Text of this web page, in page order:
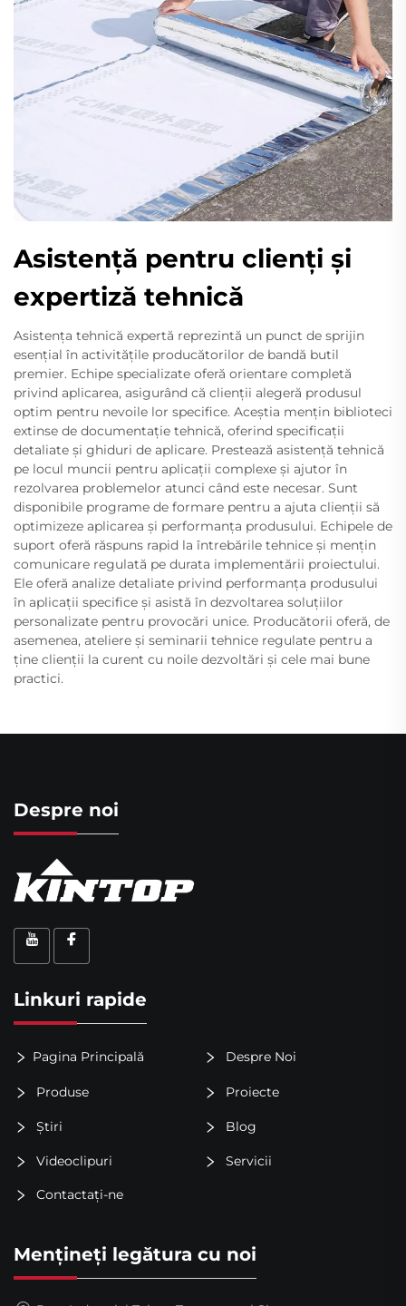
Asistență pentru clienți și
expertiză tehnică
Asistența tehnică expertă reprezintă un punct de sprijin
esențial în activitățile producătorilor de bandă butil
premier. Echipe specializate oferă orientare completă
privind aplicarea, asigurând că clienții alegeră produsul
optim pentru nevoile lor specifice. Aceștia mențin biblioteci
extinse de documentație tehnică, oferind specificații
detaliate și ghiduri de aplicare. Prestează asistență tehnică
pe locul muncii pentru aplicații complexe și ajutor în
rezolvarea problemelor atunci când este necesar. Sunt
disponibile programe de formare pentru a ajuta clienții să
optimizeze aplicarea și performanța produsului. Echipele de
suport oferă răspuns rapid la întrebările tehnice și mențin
comunicare regulată pe durata implementării proiectului.
Ele oferă analize detaliate privind performanța produsului
în aplicații specifice și asistă în dezvoltarea soluțiilor
personalizate pentru provocări unice. Producătorii oferă, de
asemenea, ateliere și seminarii tehnice regulate pentru a
ține clienții la curent cu noile dezvoltări și cele mai bune
practici.
Despre noi
Linkuri rapide
Pagina Principală Despre Noi
Produse Proiecte
Știri Blog
Videoclipuri Servicii
Contactați-ne
Mențineți legătura cu noi